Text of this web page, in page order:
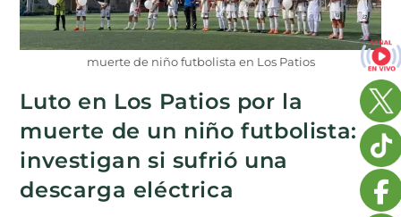
muerte de niño futbolista en Los Patios
Luto en Los Patios por la
muerte de un niño futbolista:
investigan si sufrió una
descarga eléctrica